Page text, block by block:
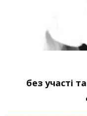
без участі